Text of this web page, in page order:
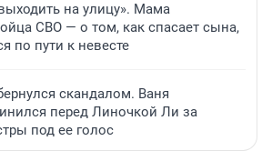
на улицу». Мама
СВО — о том, как спасает сына,
по пути к невесте
скандалом. Ваня
перед Линочкой Ли за
под ее голос